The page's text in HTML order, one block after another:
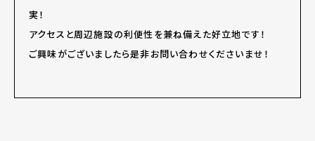
実！
アクセスと周辺施設の利便性を兼ね備えた好立地です！
ご興味がございましたら是非お問い合わせくださいませ！